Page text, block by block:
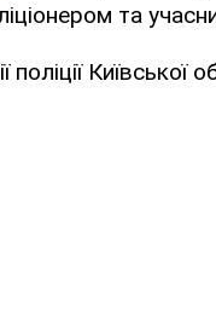
та
Київської